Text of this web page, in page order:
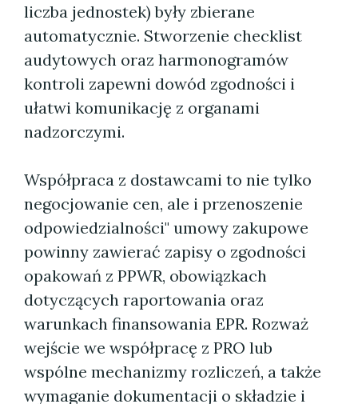
liczba jednostek) były zbierane
automatycznie. Stworzenie checklist
audytowych oraz harmonogramów
kontroli zapewni dowód zgodności i
ułatwi komunikację z organami
nadzorczymi.
Współpraca z dostawcami to nie tylko
negocjowanie cen, ale i przenoszenie
odpowiedzialności" umowy zakupowe
powinny zawierać zapisy o zgodności
opakowań z PPWR, obowiązkach
dotyczących raportowania oraz
warunkach finansowania EPR. Rozważ
wejście we współpracę z PRO lub
wspólne mechanizmy rozliczeń, a także
wymaganie dokumentacji o składzie i